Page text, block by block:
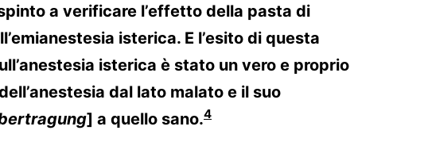
a verificare l’effetto della pasta di
isterica. E l’esito di questa
isterica è stato un vero e proprio
dal lato malato e il suo
] a quello sano.4